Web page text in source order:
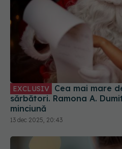
EXCLUSIV
sărbători. Ramona A.
minciună
13 dec 2025, 20:43